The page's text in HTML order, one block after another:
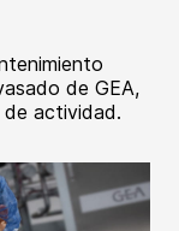
de GEA,
actividad.